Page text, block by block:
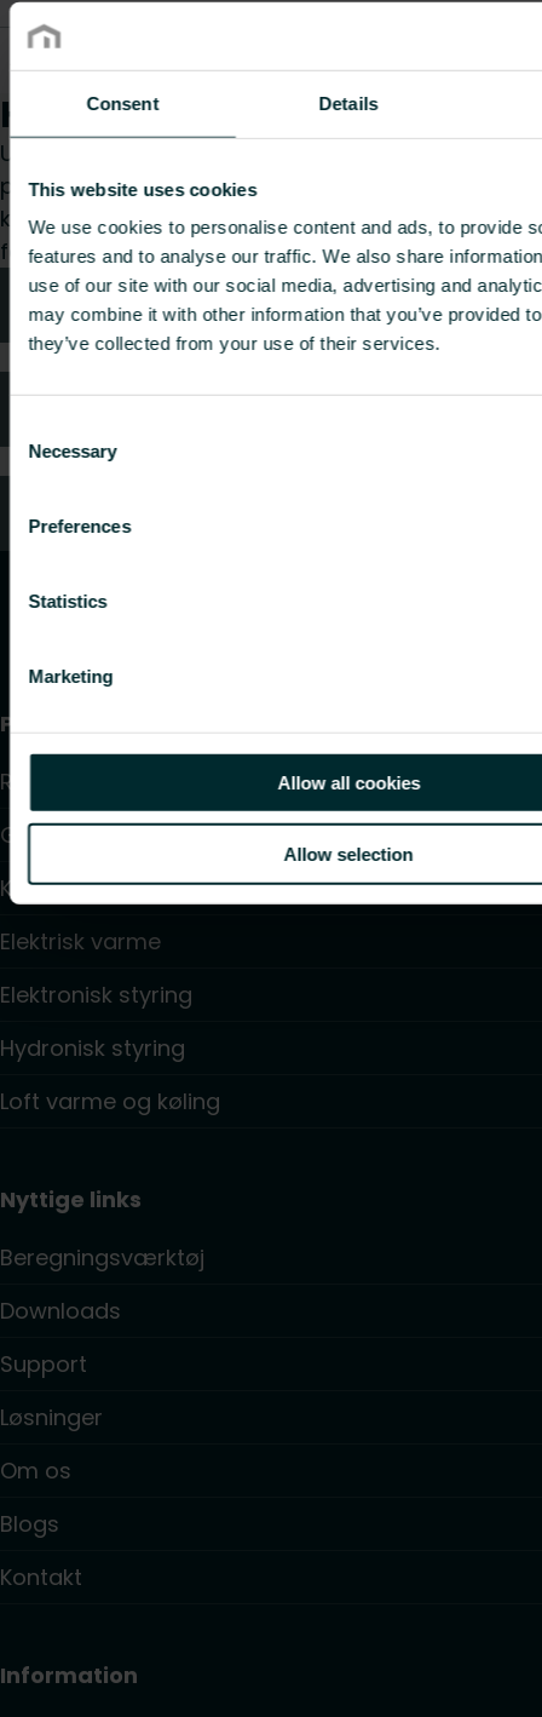
Consent Details
This website uses cookies
We use cookies to personalise content and ads, to provide
features and to analyse our traffic. We also share
use of our site with our social media, advertising and
may combine it with other information that you’ve provided
they’ve collected from your use of their services.
Selection
Necessary
Preferences
Statistics
Marketing
Allow all cookies
Allow selection
G15xM22
Hvordan kan vi hjælpe dig?
Uanset om du er specificerer, installatør, arkitekt,
planlægger, grossist eller slutbruger, så vælg en
kategori, og vi vil med glæde tage os af din
forespørgsel.
Teknisk rådgivning
Kundeservice
Produkter
Radiator
Gulv varme og køling
Konvektorer og blæser konvektorer
Elektrisk varme
Elektronisk styring
Hydronisk styring
Loft varme og køling
Nyttige links
Beregningsværktøj
Downloads
Support
Løsninger
Om os
Blogs
Kontakt
Information